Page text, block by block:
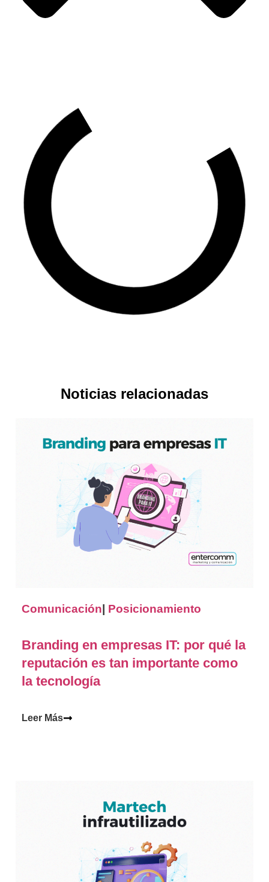
Noticias relacionadas
Comunicación| Posicionamiento
Branding en empresas IT: por qué la
reputación es tan importante como
la tecnología
Leer Más